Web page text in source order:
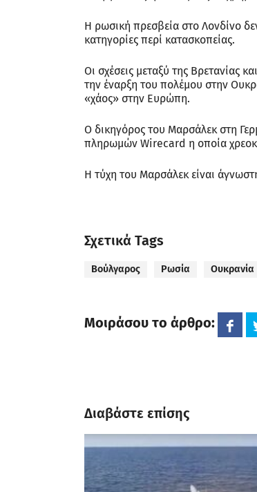
Η ρωσική πρεσβεία στο Λονδίνο
κατηγορίες περί κατασκοπείας.
Οι σχέσεις μεταξύ της Βρετανίας
την έναρξη του πολέμου στην
«χάος» στην Ευρώπη.
Ο δικηγόρος του Μαρσάλεκ στη
πληρωμών Wirecard η οποία
Η τύχη του Μαρσάλεκ είναι
Σχετικά Tags
Βούλγαρος Ρωσία Ουκρανία
Μοιράσου το άρθρο:
Διαβάστε επίσης